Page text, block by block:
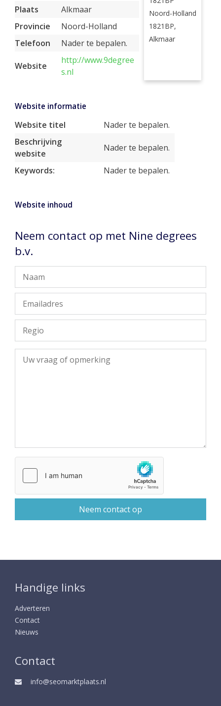
Plaats
Alkmaar
Provincie
Noord-Holland
Telefoon
Nader te bepalen.
Website
http://www.9degree
s.nl
Noord-Holland
1821BP,
Alkmaar
Website informatie
Website titel
Nader te bepalen.
Beschrijving
website
Nader te bepalen.
Keywords: Nader te bepalen.
Website inhoud
Neem contact op met Nine degrees
b.v.
Handige links
Adverteren
Contact
Nieuws
Contact
info@seomarktplaats.nl